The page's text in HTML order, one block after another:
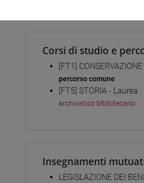
Corsi di studio e
[FT1]
percorso comune
[FT5] STORIA - Laurea
archivistico bibliotecario
Insegnamenti
LEGISLAZIONE DEI